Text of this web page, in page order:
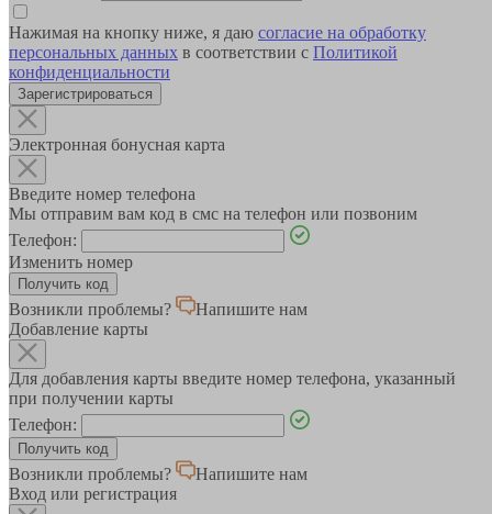
Нажимая на кнопку ниже, я даю согласие на обработку
персональных данных в соответствии с Политикой
конфиденциальности
Зарегистрироваться
Электронная бонусная карта
Введите номер телефона
Мы отправим вам код в смс на телефон или позвоним
Телефон:
Изменить номер
Возникли проблемы?
Напишите нам
Добавление карты
Для добавления карты введите номер телефона, указанный
при получении карты
Телефон:
Возникли проблемы?
Напишите нам
Вход или регистрация